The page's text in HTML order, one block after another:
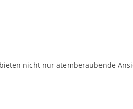
nicht nur atemberaubende